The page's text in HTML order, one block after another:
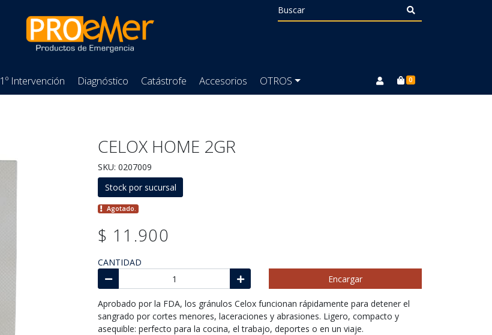
1º Intervención Diagnóstico Catástrofe Accesorios OTROS 0
CELOX HOME 2GR
SKU: 0207009
Stock por sucursal
Agotado.
$ 11.900
CANTIDAD
Encargar
Aprobado por la FDA, los gránulos Celox funcionan rápidamente para detener el
sangrado por cortes menores, laceraciones y abrasiones. Ligero, compacto y
asequible: perfecto para la cocina, el trabajo, deportes o en un viaje.